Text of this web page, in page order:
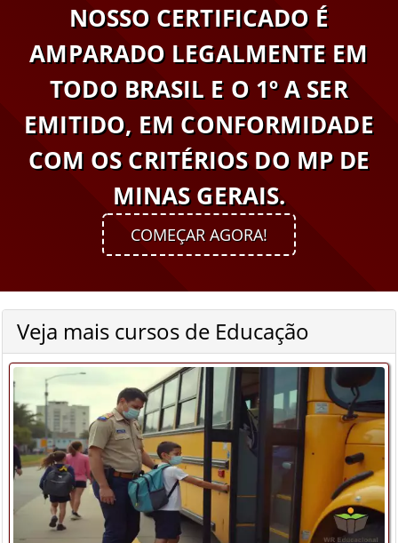
NOSSO CERTIFICADO É
AMPARADO LEGALMENTE EM
TODO BRASIL E O 1º A SER
EMITIDO, EM CONFORMIDADE
COM OS CRITÉRIOS DO MP DE
MINAS GERAIS.
COMEÇAR AGORA!
Veja mais cursos de Educação